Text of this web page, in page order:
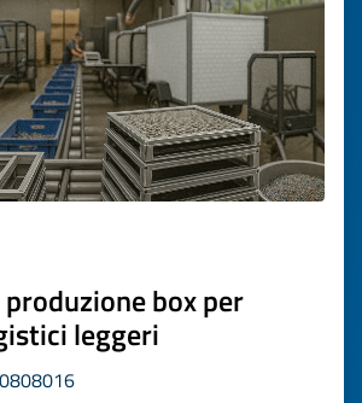
box per
leggeri